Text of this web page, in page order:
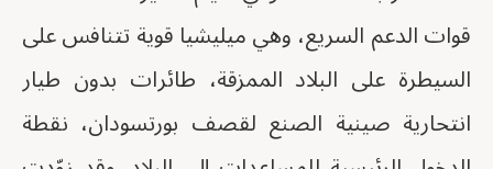
قوات الدعم السريع، وهي ميليشيا قوية تتنافس على
السيطرة على البلاد الممزقة، طائرات بدون طيار
انتحارية صينية الصنع لقصف بورتسودان، نقطة